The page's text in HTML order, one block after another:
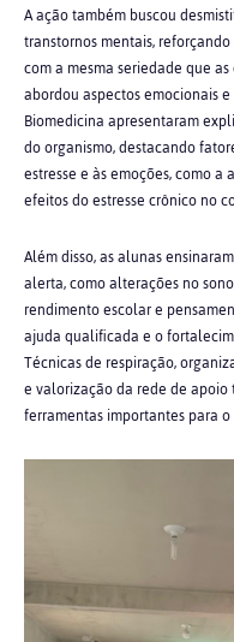
A ação também buscou
transtornos mentais,
com a mesma seriedade que
abordou aspectos emocionais
Biomedicina apresentaram
do organismo, destacando
estresse e às emoções, como
efeitos do estresse crônico no
Além disso, as alunas
alerta, como alterações no
rendimento escolar e
ajuda qualificada e o
Técnicas de respiração,
e valorização da rede de
ferramentas importantes para